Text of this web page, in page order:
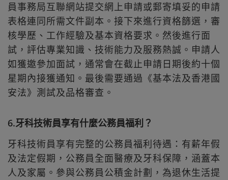
員事務局互聯網站提交網上申請或郵寄填妥的申請
表格連同所需文件副本。接下來進行資格篩選，審
核學歷、工作經驗及基本資格要求。然後進行面
試，評估專業知識、技術能力及服務熱誠。申請人
如獲邀參加面試，通常會在截止申請日期後約十個
星期內接獲通知。最後需要通過《基本法及香港國
安法》測試及品格審查。
6.牙科技術員享有什麼公務員福利？
牙科技術員享有完整的公務員福利待遇：有薪年假
及法定假期，公務員全面醫療及牙科保障，涵蓋本
人及家屬。參與公務員公積金計劃，為退休生活提